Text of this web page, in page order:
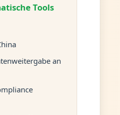
Tools
an